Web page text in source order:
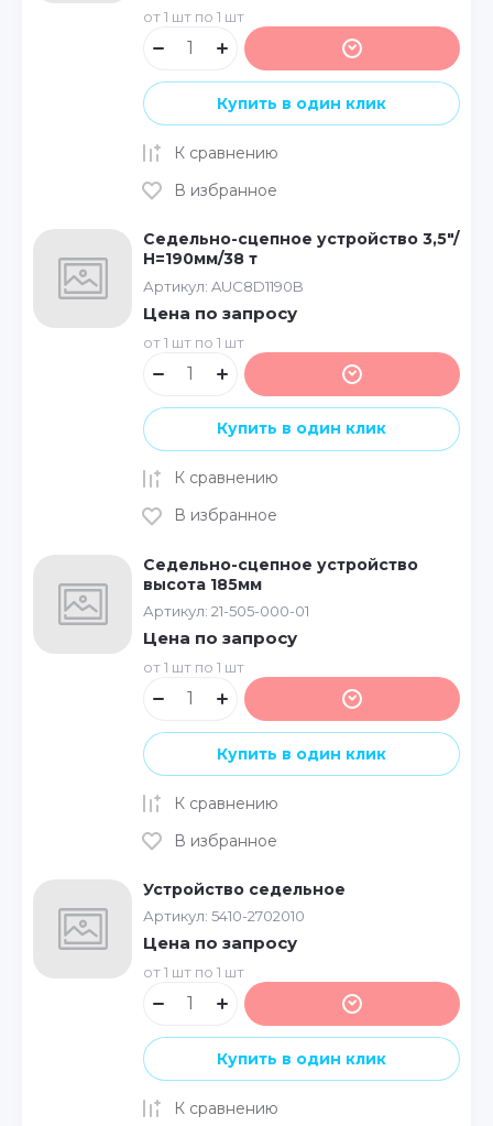
от 1 шт по 1 шт
Купить в один клик
К сравнению
В избранное
Седельно-сцепное устройство 3,5"/
Н=190мм/38 т
Артикул: AUC8D1190B
Цена по запросу
от 1 шт по 1 шт
Купить в один клик
К сравнению
В избранное
Седельно-сцепное устройство
высота 185мм
Артикул: 21-505-000-01
Цена по запросу
от 1 шт по 1 шт
Купить в один клик
К сравнению
В избранное
Устройство седельное
Артикул: 5410-2702010
Цена по запросу
от 1 шт по 1 шт
Купить в один клик
К сравнению